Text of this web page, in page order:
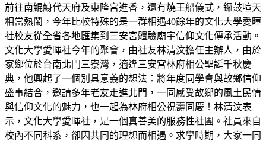
前往南鯤鯓代天府及東隆宮進香，還有燒王船儀式，鑼鼓喧天
相當熱鬧，今年比較特殊的是一群相遇40餘年的文化大學愛暉
社校友從全省各地匯集到三安宮體驗廟宇信仰文化傳承活動。
文化大學愛暉社今年的聚會，由社友林清汶擔任主辦人，由於
家鄉位於台南北門三寮灣，適逢三安宮林府相公聖誕千秋慶
典，他興起了一個別具意義的想法：將年度同學會與故鄉信仰
盛事結合，邀請多年老友走進北門，一同感受故鄉的風土民情
與信仰文化的魅力，也一起為林府相公祝壽同慶！林清汶表
示，文化大學愛暉社，是一個真善美的服務性社團。社員來自
校內不同科系，卻因共同的理想而相遇。求學時期，大家一同